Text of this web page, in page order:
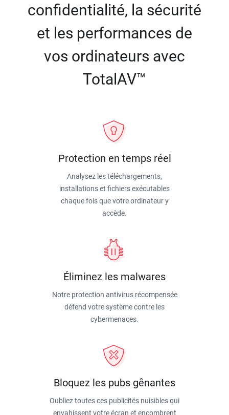
confidentialité, la sécurité
et les performances de
vos ordinateurs avec
TotalAV™
Protection en temps réel
Analysez les téléchargements,
installations et fichiers exécutables
chaque fois que votre ordinateur y
accède.
Éliminez les malwares
Notre protection antivirus récompensée
défend votre système contre les
cybermenaces.
Bloquez les pubs gênantes
Oubliez toutes ces publicités nuisibles qui
envahissent votre écran et encombrent